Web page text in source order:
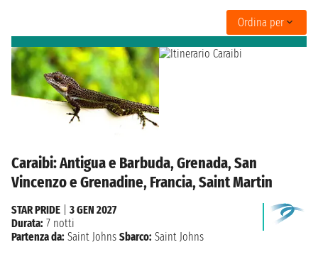
Ordina per
Caraibi: Antigua e Barbuda, Grenada, San
Vincenzo e Grenadine, Francia, Saint Martin
STAR PRIDE
3 GEN 2027
Durata: 7 notti
Partenza da: Saint Johns Sbarco: Saint Johns